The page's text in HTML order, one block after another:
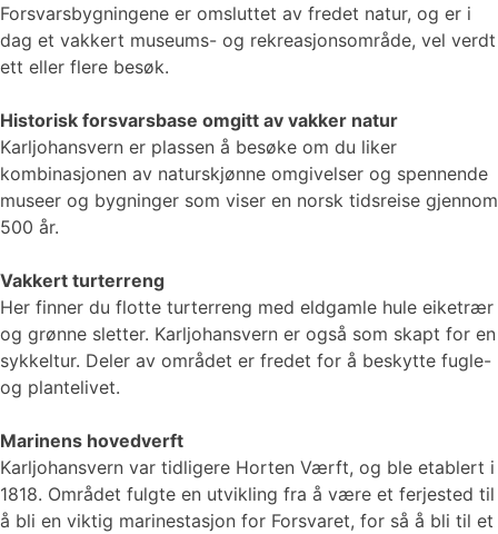
Forsvarsbygningene er omsluttet av fredet natur, og er i
dag et vakkert museums- og rekreasjonsområde, vel verdt
ett eller flere besøk.
Historisk forsvarsbase omgitt av vakker natur
Karljohansvern er plassen å besøke om du liker
kombinasjonen av naturskjønne omgivelser og spennende
museer og bygninger som viser en norsk tidsreise gjennom
500 år.
Vakkert turterreng
Her finner du flotte turterreng med eldgamle hule eiketrær
og grønne sletter. Karljohansvern er også som skapt for en
sykkeltur. Deler av området er fredet for å beskytte fugle-
og plantelivet.
Marinens hovedverft
Karljohansvern var tidligere Horten Værft, og ble etablert i
1818. Området fulgte en utvikling fra å være et ferjested til
å bli en viktig marinestasjon for Forsvaret, for så å bli til et